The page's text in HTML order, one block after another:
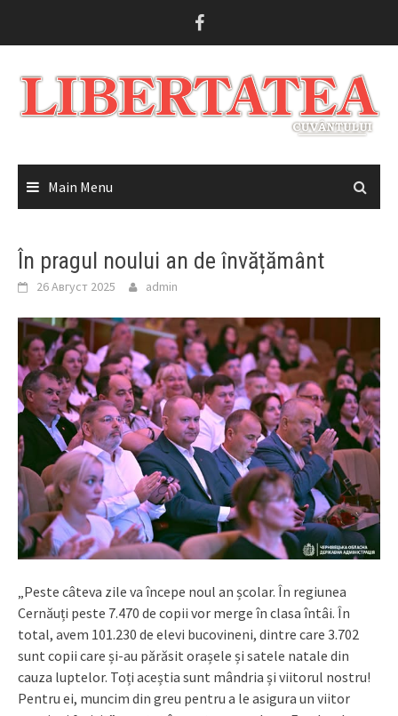
Main Menu
În pragul noului an de învățământ
26 Август 2025 admin
„Peste câteva zile va începe noul an școlar. În regiunea
Cernăuți peste 7.470 de copii vor merge în clasa întâi. În
total, avem 101.230 de elevi bucovineni, dintre care 3.702
sunt copii care și-au părăsit orașele și satele natale din
cauza luptelor. Toți aceștia sunt mândria și viitorul nostru!
Pentru ei, muncim din greu pentru a le asigura un viitor